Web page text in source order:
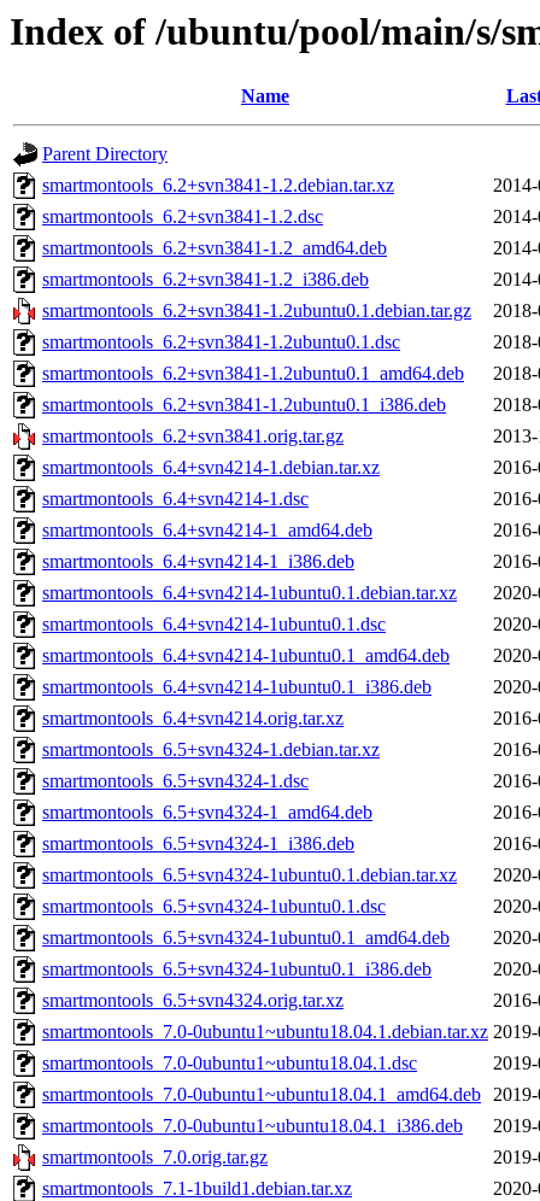
Index of /ubuntu/pool/main/s/
Name
Parent Directory
smartmontools_6.2+svn3841-1.2.debian.tar.xz
smartmontools_6.2+svn3841-1.2.dsc
smartmontools_6.2+svn3841-1.2_amd64.deb
smartmontools_6.2+svn3841-1.2_i386.deb
smartmontools_6.2+svn3841-1.2ubuntu0.1.debian.tar.gz
smartmontools_6.2+svn3841-1.2ubuntu0.1.dsc
smartmontools_6.2+svn3841-1.2ubuntu0.1_amd64.deb
smartmontools_6.2+svn3841-1.2ubuntu0.1_i386.deb
smartmontools_6.2+svn3841.orig.tar.gz
smartmontools_6.4+svn4214-1.debian.tar.xz
smartmontools_6.4+svn4214-1.dsc
smartmontools_6.4+svn4214-1_amd64.deb
smartmontools_6.4+svn4214-1_i386.deb
smartmontools_6.4+svn4214-1ubuntu0.1.debian.tar.xz
smartmontools_6.4+svn4214-1ubuntu0.1.dsc
smartmontools_6.4+svn4214-1ubuntu0.1_amd64.deb
smartmontools_6.4+svn4214-1ubuntu0.1_i386.deb
smartmontools_6.4+svn4214.orig.tar.xz
smartmontools_6.5+svn4324-1.debian.tar.xz
smartmontools_6.5+svn4324-1.dsc
smartmontools_6.5+svn4324-1_amd64.deb
smartmontools_6.5+svn4324-1_i386.deb
smartmontools_6.5+svn4324-1ubuntu0.1.debian.tar.xz
smartmontools_6.5+svn4324-1ubuntu0.1.dsc
smartmontools_6.5+svn4324-1ubuntu0.1_amd64.deb
smartmontools_6.5+svn4324-1ubuntu0.1_i386.deb
smartmontools_6.5+svn4324.orig.tar.xz
smartmontools_7.0-0ubuntu1~ubuntu18.04.1.debian.tar.xz
smartmontools_7.0-0ubuntu1~ubuntu18.04.1.dsc
smartmontools_7.0-0ubuntu1~ubuntu18.04.1_amd64.deb
smartmontools_7.0-0ubuntu1~ubuntu18.04.1_i386.deb
smartmontools_7.0.orig.tar.gz
smartmontools_7.1-1build1.debian.tar.xz